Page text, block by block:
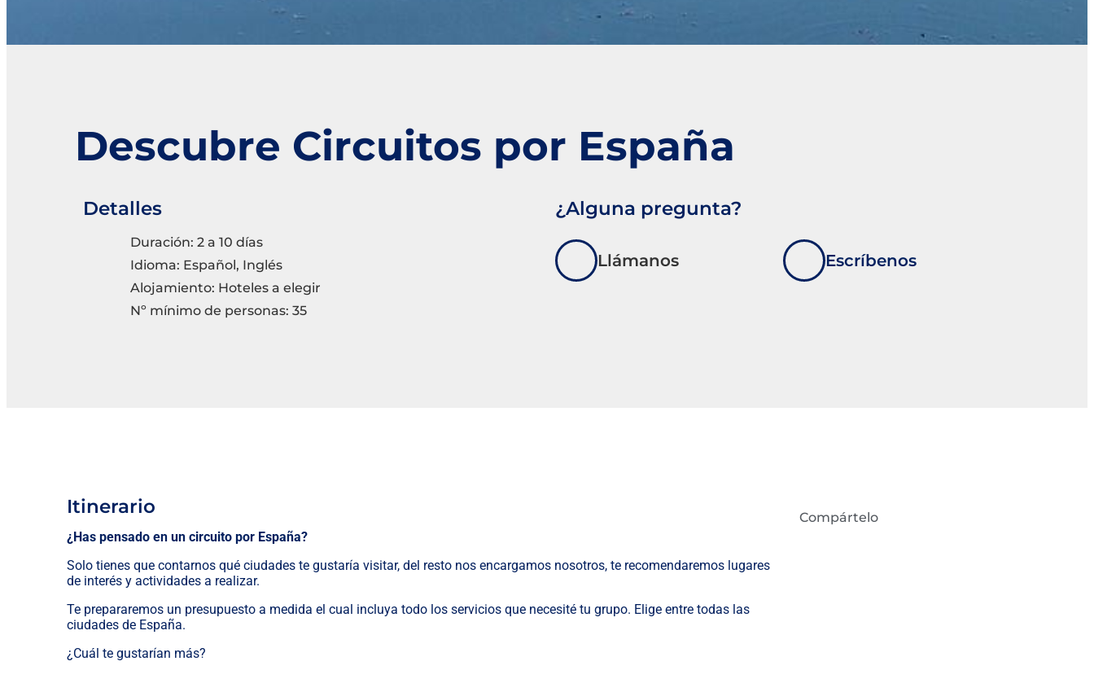
Descubre Circuitos por España
Detalles
Duración: 2 a 10 días
Idioma: Español, Inglés
Alojamiento: Hoteles a elegir
Nº mínimo de personas: 35
¿Alguna pregunta?
Llámanos Escríbenos
Itinerario
¿Has pensado en un circuito por España?
Solo tienes que contarnos qué ciudades te gustaría visitar, del resto nos encargamos nosotros, te recomendaremos lugares
de interés y actividades a realizar.
Te prepararemos un presupuesto a medida el cual incluya todo los servicios que necesité tu grupo. Elige entre todas las
ciudades de España.
¿Cuál te gustarían más?
Compártelo